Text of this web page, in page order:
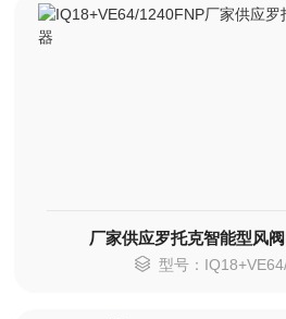
厂家供应罗托克智能型风
型号：